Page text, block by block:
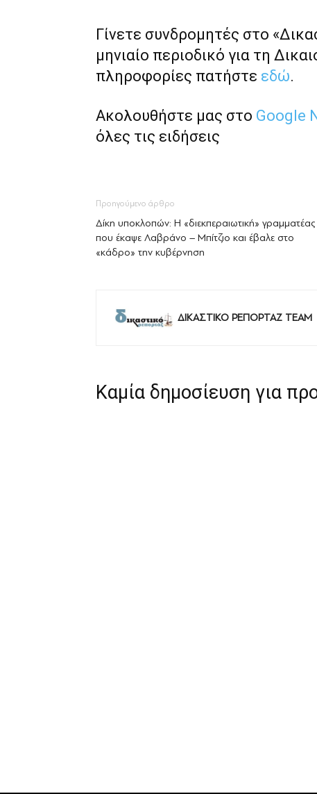
Γίνετε συνδρομητές στο
μηνιαίο περιοδικό για τη
πληροφορίες πατήστε εδώ.
Ακολουθήστε μας στο Google
όλες τις ειδήσεις
Προηγούμενο άρθρο
Δίκη υποκλοπών: Η «διεκπεραιωτική» γραμματέας
που έκαψε Λαβράνο – Μπίτζιο και έβαλε στο
«κάδρο» την κυβέρνηση
ΔΙΚΑΣΤΙΚΟ ΡΕΠΟΡΤΑΖ TEAM
Καμία δημοσίευση για